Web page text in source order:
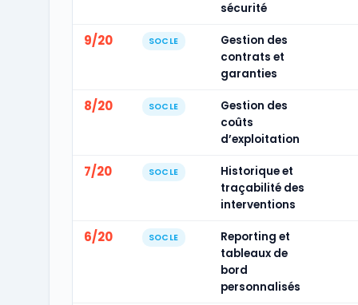
sécurité
9/20 SOCLE
Gestion des
contrats et
garanties
8/20 SOCLE
Gestion des
coûts
d’exploitation
7/20 SOCLE
Historique et
traçabilité des
interventions
6/20 SOCLE
Reporting et
tableaux de
bord
personnalisés